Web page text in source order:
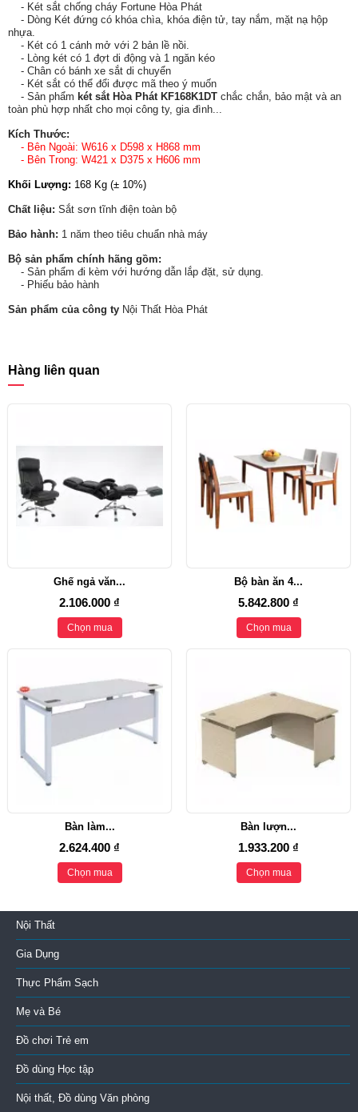
- Két sắt chống cháy Fortune Hòa Phát
- Dòng Két đứng có khóa chìa, khóa điện tử, tay nắm, mặt nạ hộp
nhựa.
- Két có 1 cánh mở với 2 bản lề nồi.
- Lòng két có 1 đợt di động và 1 ngăn kéo
- Chân có bánh xe sắt di chuyển
- Két sắt có thể đổi được mã theo ý muốn
- Sản phẩm két sắt Hòa Phát KF168K1DT chắc chắn, bảo mật và an
toàn phù hợp nhất cho mọi công ty, gia đình...
Kích Thước:
- Bên Ngoài: W616 x D598 x H868 mm
- Bên Trong: W421 x D375 x H606 mm
Khối Lượng: 168 Kg (± 10%)
Chất liệu: Sắt sơn tĩnh điện toàn bộ
Bảo hành: 1 năm theo tiêu chuẩn nhà máy
Bộ sản phẩm chính hãng gồm:
- Sản phẩm đi kèm với hướng dẫn lắp đặt, sử dụng.
- Phiếu bảo hành
Sản phẩm của công ty Nội Thất Hòa Phát
Hàng liên quan
Ghế ngả văn...
2.106.000 ₫
Chọn mua
Bộ bàn ăn 4...
5.842.800 ₫
Chọn mua
Bàn làm...
2.624.400 ₫
Chọn mua
Bàn lượn...
1.933.200 ₫
Chọn mua
Nội Thất
Gia Dụng
Thực Phẩm Sạch
Mẹ và Bé
Đồ chơi Trẻ em
Đồ dùng Học tập
Nội thất, Đồ dùng Văn phòng